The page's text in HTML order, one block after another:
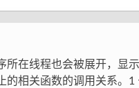
所在线程也会被展开，显
的相关函数的调用关系。